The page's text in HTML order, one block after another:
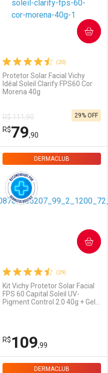
Ativar Desconto
Comprar sem Desconto
Por R$ 79,90/cada
Comprar sem Desconto
Por R$ 79,90/cada
(20)
Protetor Solar Facial Vichy
Idéal Soleil Clarify FPS60 Cor
Morena 40g
R$ 111,90
R$79,90
29% OFF
COMPRAR
Dermaclub
Ativar Desconto
Por R$ 79,90/cada
Por Menos
Por R$ 79,90/cada
(29)
Kit Vichy Protetor Solar Facial
FPS 60 Capital Soleil UV-
Pigment Control 2.0 40g + Gel
DERMACLUB
R$109,99
COMPRAR
DERMACLUB